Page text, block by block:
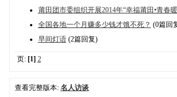
莆田团市委组织开展2014年“幸福莆田•青春
全国各地一个月赚多少钱才饿不死？ (0篇回
早间灯语(2篇回复)
页: [1] 2
查看完整版本: 名人访谈